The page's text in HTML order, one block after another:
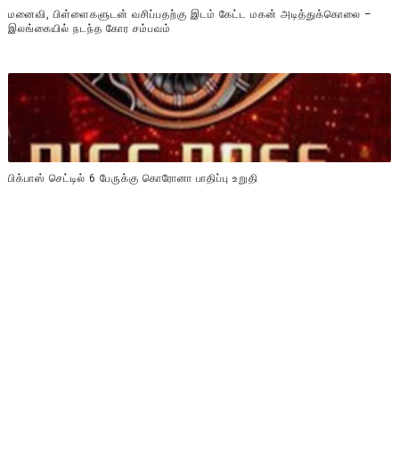
மனைவி, பிள்ளைகளுடன் வசிப்பதற்கு இடம் கேட்ட மகன் அடித்துக்கொலை –
இலங்கையில் நடந்த கோர சம்பவம்
பிக்பாஸ் செட்டில் 6 பேருக்கு கொரோனா பாதிப்பு உறுதி